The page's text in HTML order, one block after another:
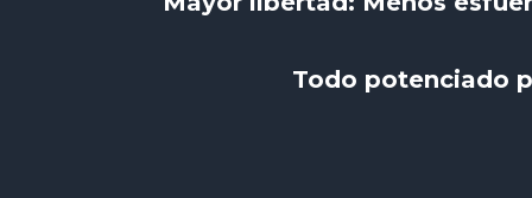
Todo potenciado